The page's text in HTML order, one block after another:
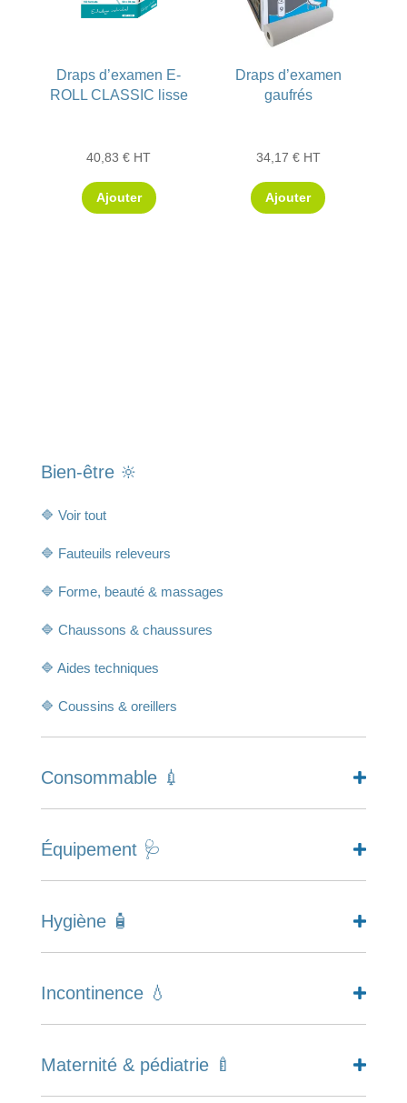
Draps d’examen E-
ROLL CLASSIC lisse
40,83€ HT
Ajouter
Draps d’examen
gaufrés
34,17 € HT
Ajouter
Bien-être 🔆
🔷 Voir tout
🔷 Fauteuils releveurs
🔷 Forme, beauté & massages
🔷 Chaussons & chaussures
🔷 Aides techniques
🔷 Coussins & oreillers
Consommable 💉
Équipement 🩺
Hygiène 🧴
Incontinence 💧
Maternité & pédiatrie 🍼